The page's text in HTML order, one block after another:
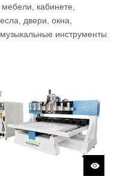
кабинете,
двери, окна,
инструменты